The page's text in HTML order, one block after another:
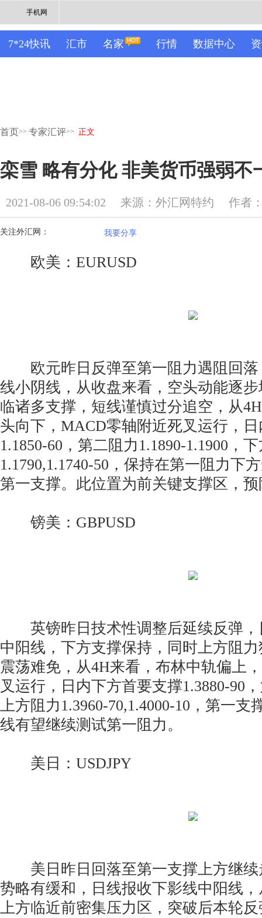
手机网
7*24快讯 汇市 名家 行情 数据中心
首页>> 专家汇评>> 正文
栾雪 略有分化 非美货币强弱不
2021-08-06 09:54:02 来源：外汇网特约 作者
关注外汇网： 我要分享
欧美：EURUSD
欧元昨日反弹至第一阻力遇阻回落
线小阴线，从收盘来看，空头动能逐
临诸多支撑，短线谨慎过分追空，从
头向下，MACD零轴附近死叉运行，
1.1850-60，第二阻力1.1890-1.1900，
1.1790,1.1740-50，保持在第一阻力下
第一支撑。此位置为前关键支撑区，
镑美：GBPUSD
英镑昨日技术性调整后延续反弹，
中阳线，下方支撑保持，同时上方阻
震荡难免，从4H来看，布林中轨偏上
叉运行，日内下方首要支撑1.3880-90
上方阻力1.3960-70,1.4000-10，第一支
线有望继续测试第一阻力。
美日：USDJPY
美日昨日回落至第一支撑上方继续
势略有缓和，日线报收下影线中阳线
上方临近前密集压力区，突破后本轮